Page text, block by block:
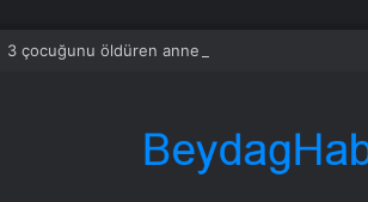
3 çocuğunu öldüren annenin savunması pes